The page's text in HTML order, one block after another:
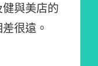
與美店的
很遠。